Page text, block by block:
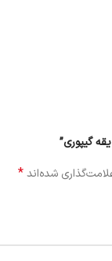
گیپوری”
شده‌اند*